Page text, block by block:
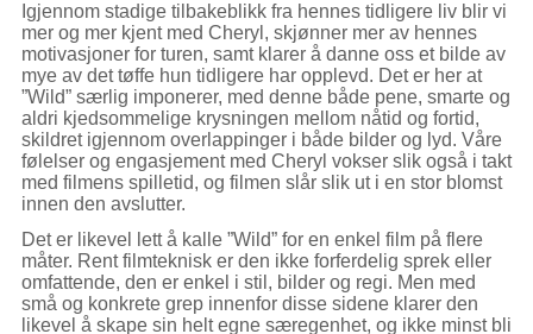
Igjennom stadige tilbakeblikk fra hennes tidligere liv blir vi
mer og mer kjent med Cheryl, skjønner mer av hennes
motivasjoner for turen, samt klarer å danne oss et bilde av
mye av det tøffe hun tidligere har opplevd. Det er her at
”Wild” særlig imponerer, med denne både pene, smarte og
aldri kjedsommelige krysningen mellom nåtid og fortid,
skildret igjennom overlappinger i både bilder og lyd. Våre
følelser og engasjement med Cheryl vokser slik også i takt
med filmens spilletid, og filmen slår slik ut i en stor blomst
innen den avslutter.
Det er likevel lett å kalle ”Wild” for en enkel film på flere
måter. Rent filmteknisk er den ikke forferdelig sprek eller
omfattende, den er enkel i stil, bilder og regi. Men med
små og konkrete grep innenfor disse sidene klarer den
likevel å skape sin helt egne særegenhet, og ikke minst bli